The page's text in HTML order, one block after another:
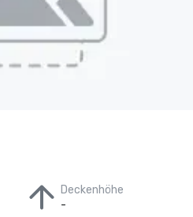
Deckenhöhe
-